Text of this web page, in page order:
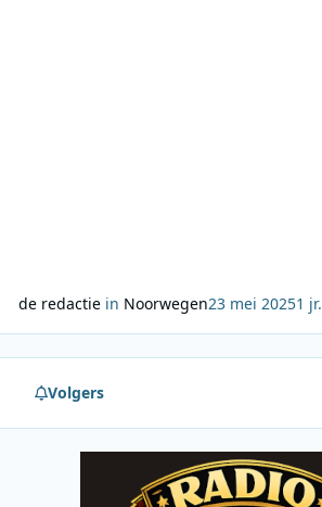
de redactiein Noorwegen23 mei 20251 jr.
Volgers